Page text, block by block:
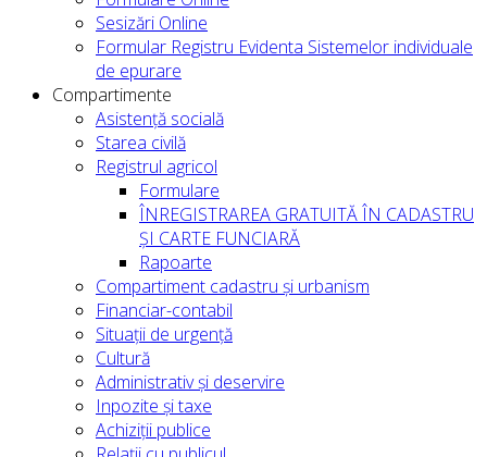
Sesizări Online
Formular Registru Evidenta Sistemelor individuale
de epurare
Compartimente
Asistență socială
Starea civilă
Registrul agricol
Formulare
ÎNREGISTRAREA GRATUITĂ ÎN CADASTRU
ȘI CARTE FUNCIARĂ
Rapoarte
Compartiment cadastru și urbanism
Financiar-contabil
Situații de urgență
Cultură
Administrativ și deservire
Inpozite și taxe
Achiziții publice